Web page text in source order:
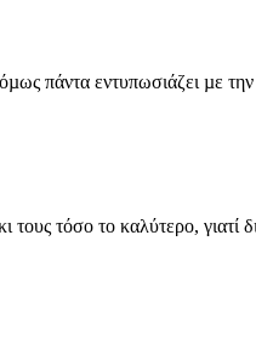
πάντα εντυπωσιάζει µε
τους τόσο το καλύτερο, γιατί